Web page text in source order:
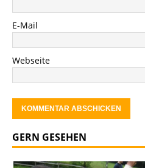
E-Mail
Webseite
GERN GESEHEN